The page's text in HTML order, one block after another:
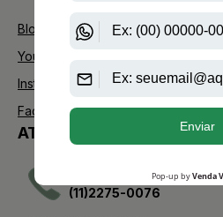
Blog
Youtube
Instagram
Facebook
ATENDIMENTO
TELEVENDAS
(11)2275-0076